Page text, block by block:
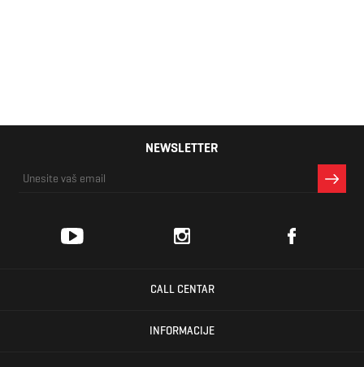
NEWSLETTER
CALL CENTAR
INFORMACIJE